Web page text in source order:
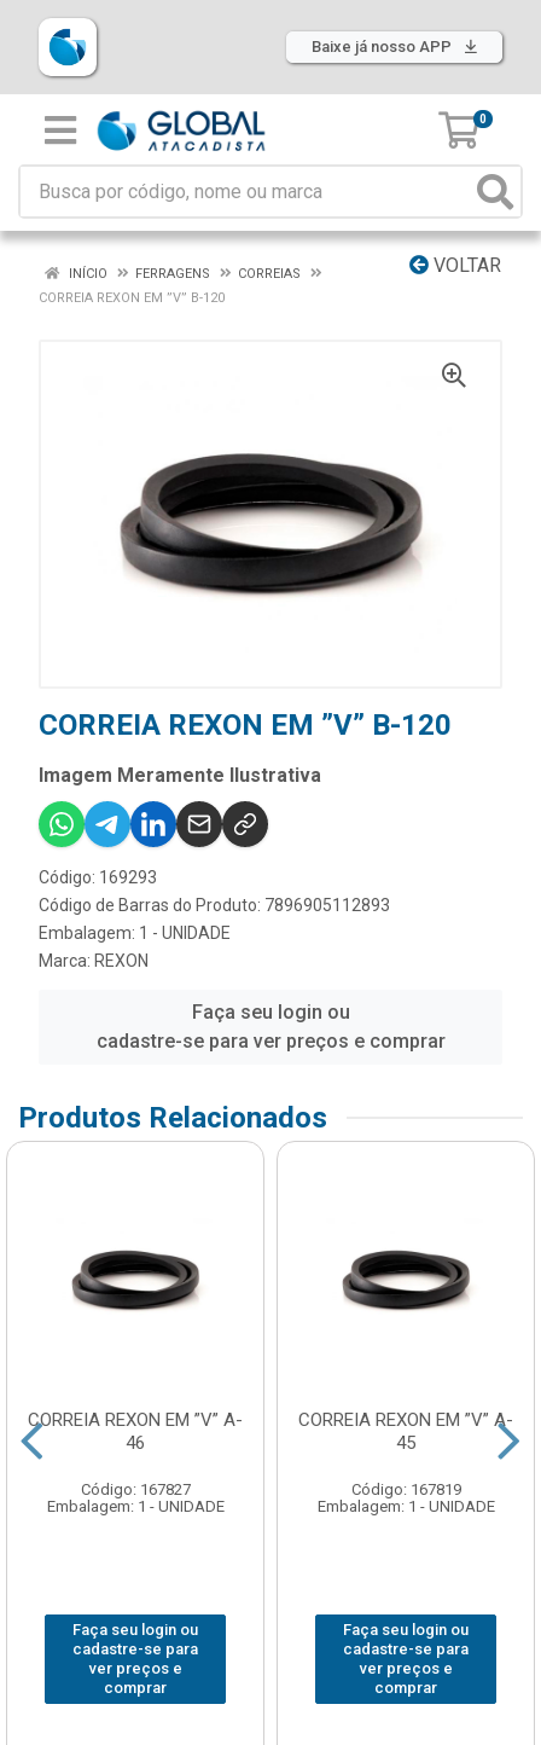
Baixe já nosso APP
0
VOLTAR
INÍCIO FERRAGENS
CORREIAS
CORREIA REXON EM ”V” B-120
CORREIA REXON EM ”V” B-120
Imagem Meramente Ilustrativa
Código: 169293
Código de Barras do Produto: 7896905112893
Embalagem: 1 - UNIDADE
Marca: REXON
Faça seu login ou
cadastre-se para ver preços e comprar
Produtos Relacionados
CORREIA REXON EM ”V” A-
46
Código: 167827
Embalagem: 1 - UNIDADE
Faça seu login ou
cadastre-se para
ver preços e
comprar
CORREIA REXON EM ”V” A-
45
Código: 167819
Embalagem: 1 - UNIDADE
Faça seu login ou
cadastre-se para
ver preços e
comprar